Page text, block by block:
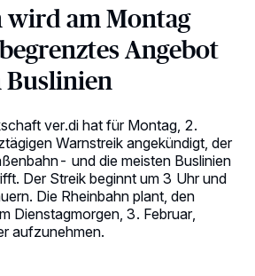
wird am Montag
Angebot
Buslinien
ver.di hat für Montag, 2.
Warnstreik angekündigt, der
und die meisten Buslinien
Der Streik beginnt um 3 Uhr und
Die Rheinbahn plant, den
Dienstagmorgen, 3. Februar,
aufzunehmen.